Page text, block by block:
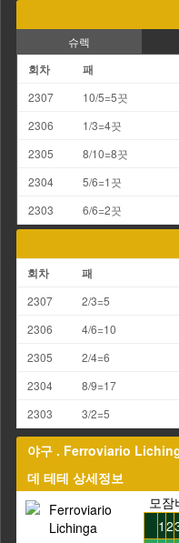
슈렉
회차 패
2307 10/5=5끗
2306
1/3=4끗
2305
8/10=8끗
2304
5/6=1끗
2303
6/6=2끗
회차 패
2307 2/3=5
2306
4/6=10
2305
2/4=6
2304
8/9=17
2303
3/2=5
야구 . Ferroviario
데 테테 상세정보
모잠
1 2